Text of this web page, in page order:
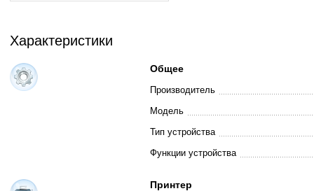
Характеристики
Общее
Производитель
Модель
Тип устройства
Функции устройства
Принтер